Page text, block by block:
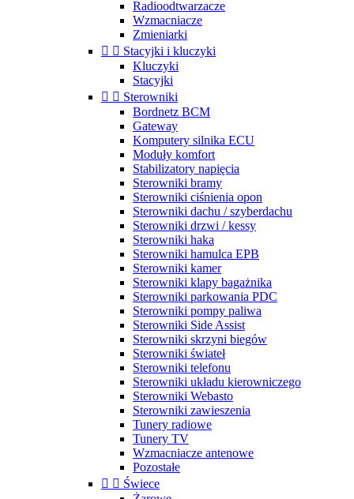
Radioodtwarzacze
Wzmacniacze
Zmieniarki
  Stacyjki i kluczyki
Kluczyki
Stacyjki
  Sterowniki
Bordnetz BCM
Gateway
Komputery silnika ECU
Moduły komfort
Stabilizatory napięcia
Sterowniki bramy
Sterowniki ciśnienia opon
Sterowniki dachu / szyberdachu
Sterowniki drzwi / kessy
Sterowniki haka
Sterowniki hamulca EPB
Sterowniki kamer
Sterowniki klapy bagażnika
Sterowniki parkowania PDC
Sterowniki pompy paliwa
Sterowniki Side Assist
Sterowniki skrzyni biegów
Sterowniki świateł
Sterowniki telefonu
Sterowniki układu kierowniczego
Sterowniki Webasto
Sterowniki zawieszenia
Tunery radiowe
Tunery TV
Wzmacniacze antenowe
Pozostałe
  Świece